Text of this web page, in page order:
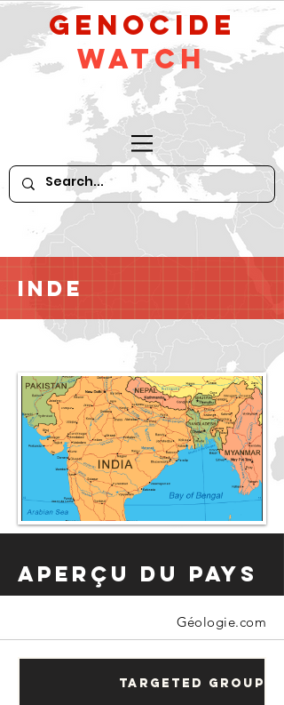
GeNocide
Watch
Inde
Aperçu du pays
Géologie.com
Targeted Groups